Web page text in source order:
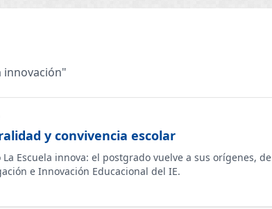
innovación"
y convivencia escolar
Escuela innova: el postgrado vuelve a sus orígenes, de
e Innovación Educacional del IE.